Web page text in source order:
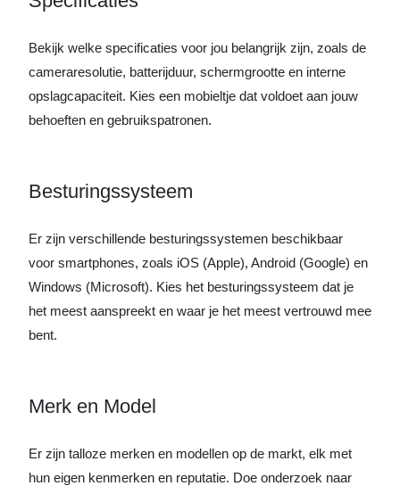
Bekijk welke specificaties voor jou belangrijk zijn, zoals de
cameraresolutie, batterijduur, schermgrootte en interne
opslagcapaciteit. Kies een mobieltje dat voldoet aan jouw
behoeften en gebruikspatronen.
Besturingssysteem
Er zijn verschillende besturingssystemen beschikbaar
voor smartphones, zoals iOS (Apple), Android (Google) en
Windows (Microsoft). Kies het besturingssysteem dat je
het meest aanspreekt en waar je het meest vertrouwd mee
bent.
Merk en Model
Er zijn talloze merken en modellen op de markt, elk met
hun eigen kenmerken en reputatie. Doe onderzoek naar